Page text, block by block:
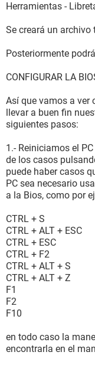
Herramientas -
Se creará un
Posteriormente
CONFIGURAR LA
Así que vamos a ver
llevar a buen fin
siguientes pasos:
1.- Reiniciamos el
de los casos
puede haber casos
PC sea necesario
a la Bios, como por
CTRL + S
CTRL + ALT + ESC
CTRL + ESC
CTRL + F2
CTRL + ALT + S
CTRL + ALT + Z
F1
F2
F10
en todo caso la
encontrarla en el